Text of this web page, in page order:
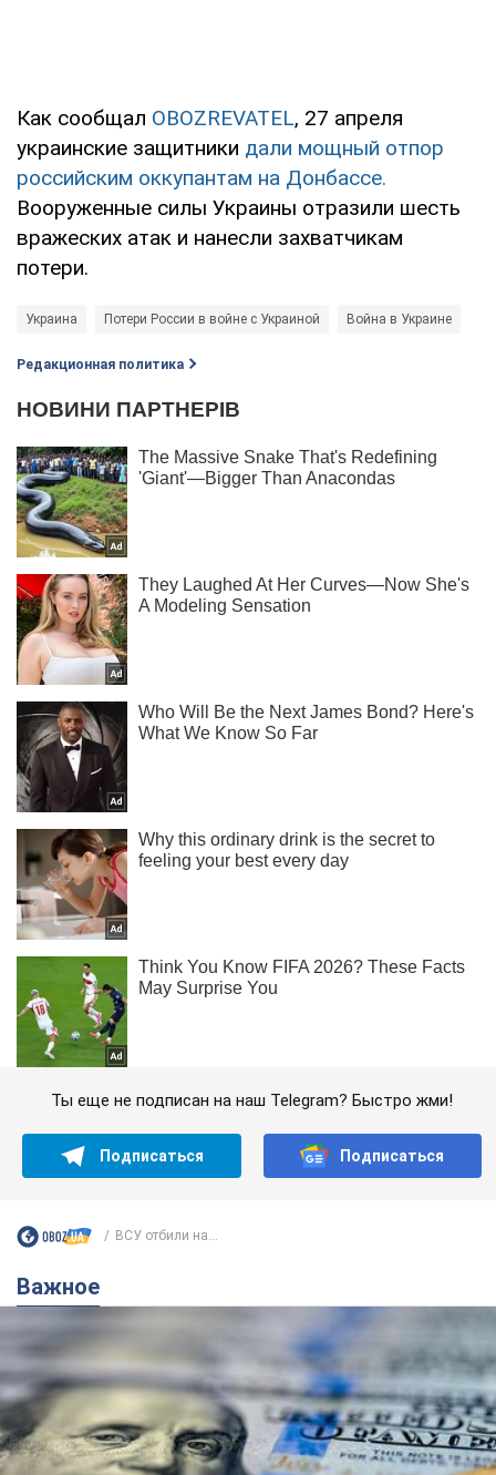
Как сообщал OBOZREVATEL, 27 апреля
украинские защитники дали мощный отпор
российским оккупантам на Донбассе.
Вооруженные силы Украины отразили шесть
вражеских атак и нанесли захватчикам
потери.
Украина Потери России в войне с Украиной Война в Украине
Редакционная политика
Ты еще не подписан на наш Telegram? Быстро жми!
Подписаться Подписаться
ВСУ отбили на...
Важное